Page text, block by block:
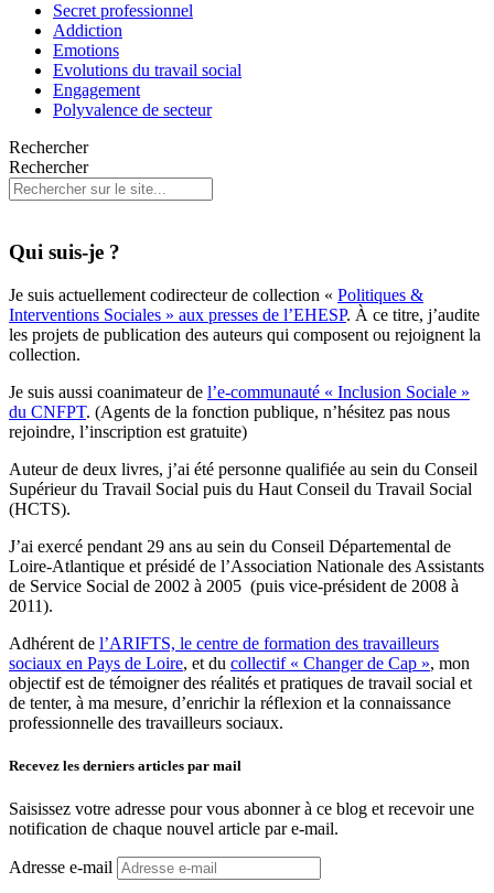
Secret professionnel
Addiction
Emotions
Evolutions du travail social
Engagement
Polyvalence de secteur
Rechercher
Rechercher
Qui suis-je ?
Je suis actuellement codirecteur de collection « Politiques &
Interventions Sociales » aux presses de l’EHESP. À ce titre, j’audite
les projets de publication des auteurs qui composent ou rejoignent la
collection.
Je suis aussi coanimateur de l’e-communauté « Inclusion Sociale »
du CNFPT. (Agents de la fonction publique, n’hésitez pas nous
rejoindre, l’inscription est gratuite)
Auteur de deux livres, j’ai été personne qualifiée au sein du Conseil
Supérieur du Travail Social puis du Haut Conseil du Travail Social
(HCTS).
J’ai exercé pendant 29 ans au sein du Conseil Départemental de
Loire-Atlantique et présidé de l’Association Nationale des Assistants
de Service Social de 2002 à 2005 (puis vice-président de 2008 à
2011).
Adhérent de l’ARIFTS, le centre de formation des travailleurs
sociaux en Pays de Loire, et du collectif « Changer de Cap », mon
objectif est de témoigner des réalités et pratiques de travail social et
de tenter, à ma mesure, d’enrichir la réflexion et la connaissance
professionnelle des travailleurs sociaux.
Recevez les derniers articles par mail
Saisissez votre adresse pour vous abonner à ce blog et recevoir une
notification de chaque nouvel article par e-mail.
Adresse e-mail